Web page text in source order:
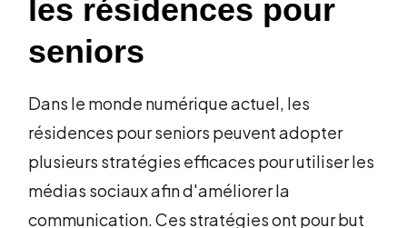
les résidences pour
seniors
Dans le monde numérique actuel, les
résidences pour seniors peuvent adopter
plusieurs stratégies efficaces pour utiliser les
médias sociaux afin d'améliorer la
communication. Ces stratégies ont pour but